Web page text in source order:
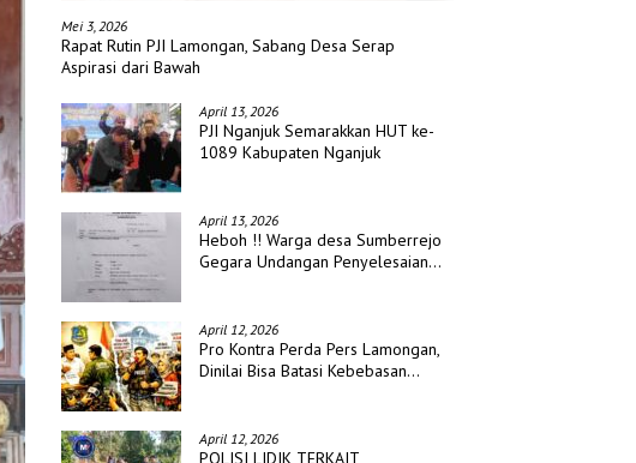
Mei 3, 2026
Rapat Rutin PJI Lamongan, Sabang Desa Serap
Aspirasi dari Bawah
April 13, 2026
PJI Nganjuk Semarakkan HUT ke-
1089 Kabupaten Nganjuk
April 13, 2026
Heboh !! Warga desa Sumberrejo
Gegara Undangan Penyelesaian
April 12, 2026
Pro Kontra Perda Pers Lamongan,
Dinilai Bisa Batasi Kebebasan
April 12, 2026
POLISI LIDIK TERKAIT